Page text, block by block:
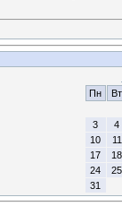
Пн
Вт
3
4
10
11
17
18
24
25
31